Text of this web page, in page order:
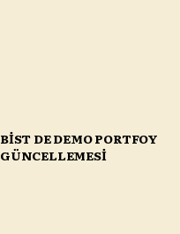
BİST DE DEMO PORTFOY
GÜNCELLEMESİ